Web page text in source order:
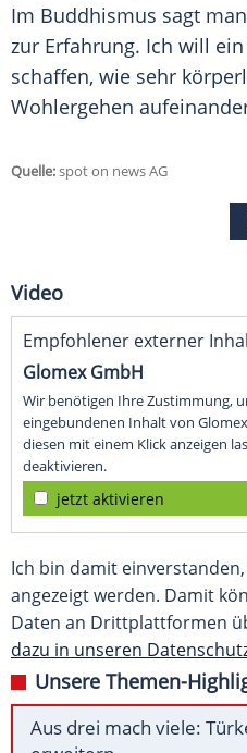
Im Buddhismus sagt
zur Erfahrung. Ich will
schaffen, wie sehr
Wohlergehen
Quelle:spot on news AG
Video
Empfohlener externer
Glomex GmbH
Wir benötigen Ihre Zustimmung,
eingebundenen Inhalt von
diesen mit einem Klick anzeigen
deaktivieren.
jetzt aktivieren
Ich bin damit
angezeigt werden. Damit
Daten an Drittplattformen
dazu in unseren
Unsere Themen-
Aus drei mach viele: